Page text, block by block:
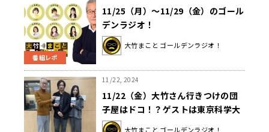
番組レポ
11/25（月）～11/29（金）のゴール
デンラジオ！
大竹まこと ゴールデンラジオ！
11/22, 2024
11/22（金）大竹さん行きつけの団
子屋はドコ！？ゲストは東京科学大
学リベラルアーツ研究教育院准教授
大竹まこと ゴールデンラジオ！